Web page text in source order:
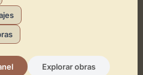
Mapa
Explorar obras